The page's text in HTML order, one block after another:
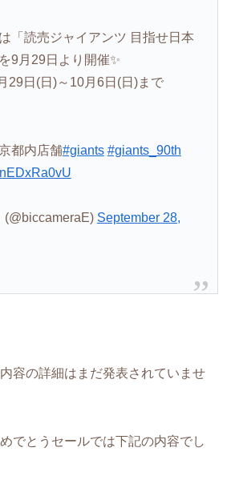
「読売ジャイアンツ 目指せ日本
9月29日より開催✨
29日(日)～10月6日(日)まで
都内店舗#giants #giants_90th
September 28,
容の詳細はまだ発表されていませ
でとうセールでは下記の内容でし